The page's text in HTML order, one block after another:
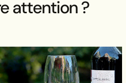
attention ?